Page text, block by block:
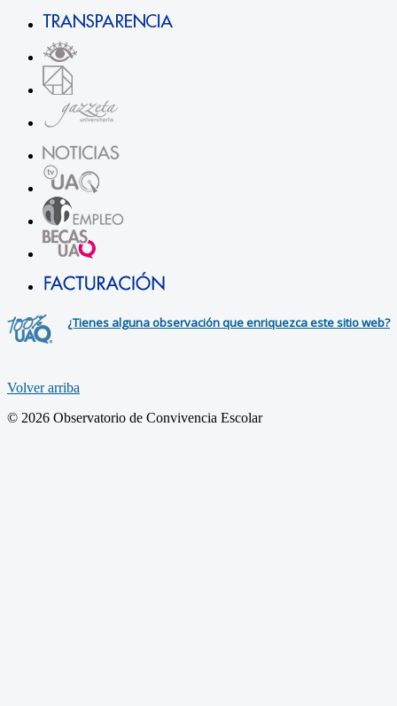
¿Tienes alguna observación que enriquezca este sitio web?
Volver arriba
© 2026 Observatorio de Convivencia Escolar